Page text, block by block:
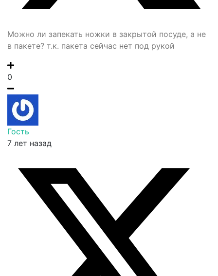
Можно ли запекать ножки в закрытой посуде, а не
в пакете? т.к. пакета сейчас нет под рукой
0
Гость
7 лет назад